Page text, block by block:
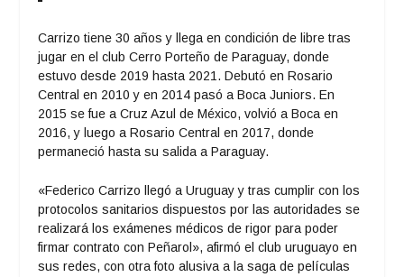
Carrizo tiene 30 años y llega en condición de libre tras
jugar en el club Cerro Porteño de Paraguay, donde
estuvo desde 2019 hasta 2021. Debutó en Rosario
Central en 2010 y en 2014 pasó a Boca Juniors. En
2015 se fue a Cruz Azul de México, volvió a Boca en
2016, y luego a Rosario Central en 2017, donde
permaneció hasta su salida a Paraguay.
«Federico Carrizo llegó a Uruguay y tras cumplir con los
protocolos sanitarios dispuestos por las autoridades se
realizará los exámenes médicos de rigor para poder
firmar contrato con Peñarol», afirmó el club uruguayo en
sus redes, con otra foto alusiva a la saga de películas